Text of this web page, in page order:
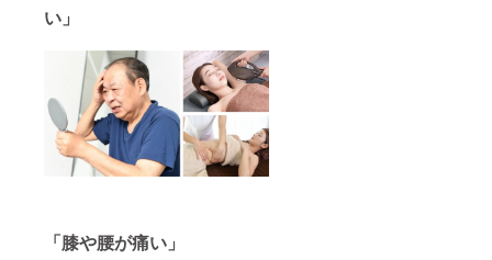
い」
「膝や腰が痛い」